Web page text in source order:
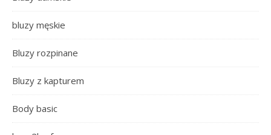
bluzy męskie
Bluzy rozpinane
Bluzy z kapturem
Body basic